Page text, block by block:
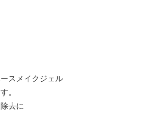
スメイクジェル
。
去に